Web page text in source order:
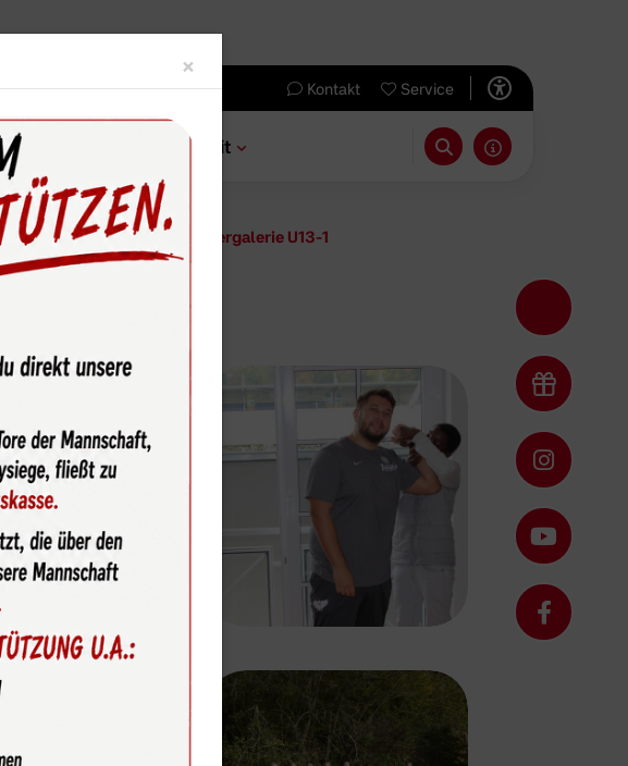
Kontakt Service
Fun & Freizeit
U13-1 JG 2013/14 Bildergalerie U13-1
× Close